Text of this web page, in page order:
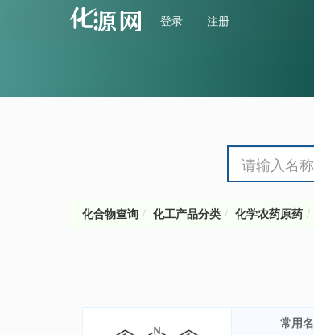
登录 注册
化合物查询 化工产品分类 化学农药原药
常用名